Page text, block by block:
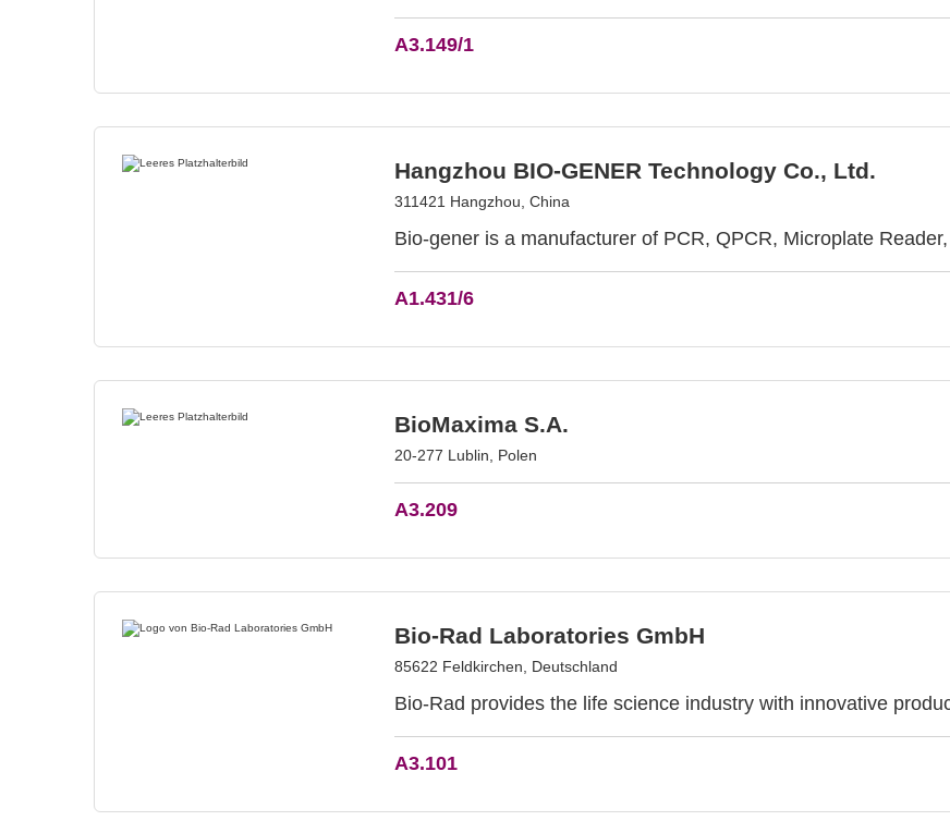
A3.149/1
Hangzhou BIO-GENER Technology Co., Ltd.
311421 Hangzhou, China
Bio-gener is a manufacturer of PCR, QPCR, Microplate
A1.431/6
BioMaxima S.A.
20-277 Lublin, Polen
A3.209
Bio-Rad Laboratories GmbH
85622 Feldkirchen, Deutschland
Bio-Rad provides the life science industry with innovative
A3.101